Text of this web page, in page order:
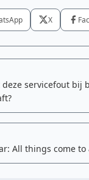
X
deze servicefout bij
All things come to